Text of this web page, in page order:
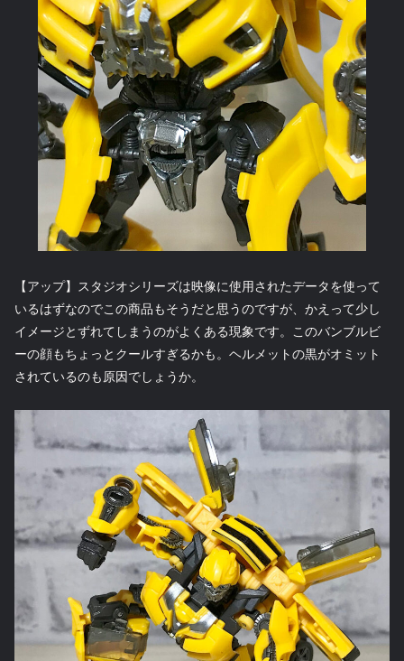
【アップ】スタジオシリーズは映像に使用されたデータを使って
いるはずなのでこの商品もそうだと思うのですが、かえって少し
イメージとずれてしまうのがよくある現象です。このバンブルビ
ーの顔もちょっとクールすぎるかも。ヘルメットの黒がオミット
されているのも原因でしょうか。